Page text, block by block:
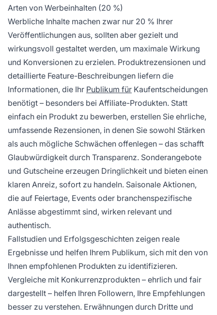
Arten von Werbeinhalten (20 %)
Werbliche Inhalte machen zwar nur 20 % Ihrer
Veröffentlichungen aus, sollten aber gezielt und
wirkungsvoll gestaltet werden, um maximale Wirkung
und Konversionen zu erzielen. Produktrezensionen und
detaillierte Feature-Beschreibungen liefern die
Informationen, die Ihr Publikum für Kaufentscheidungen
benötigt – besonders bei Affiliate-Produkten. Statt
einfach ein Produkt zu bewerben, erstellen Sie ehrliche,
umfassende Rezensionen, in denen Sie sowohl Stärken
als auch mögliche Schwächen offenlegen – das schafft
Glaubwürdigkeit durch Transparenz. Sonderangebote
und Gutscheine erzeugen Dringlichkeit und bieten einen
klaren Anreiz, sofort zu handeln. Saisonale Aktionen,
die auf Feiertage, Events oder branchenspezifische
Anlässe abgestimmt sind, wirken relevant und
authentisch.
Fallstudien und Erfolgsgeschichten zeigen reale
Ergebnisse und helfen Ihrem Publikum, sich mit den von
Ihnen empfohlenen Produkten zu identifizieren.
Vergleiche mit Konkurrenzprodukten – ehrlich und fair
dargestellt – helfen Ihren Followern, Ihre Empfehlungen
besser zu verstehen. Erwähnungen durch Dritte und